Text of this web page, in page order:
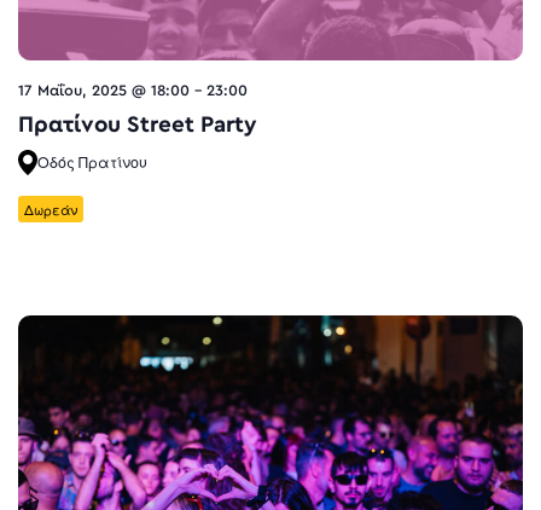
17 Μαΐου, 2025 @ 18:00 - 23:00
Πρατίνου Street Party
Οδός Πρατίνου
Δωρεάν